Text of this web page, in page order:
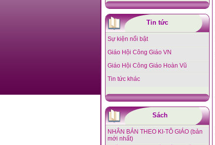
Tin tức
Sự kiện nổi bật
Giáo Hội Công Giáo VN
Giáo Hội Công Giáo Hoàn Vũ
Tin tức khác
Sách
NHÂN BẢN THEO KI-TÔ GIÁO (bản
mới nhất)